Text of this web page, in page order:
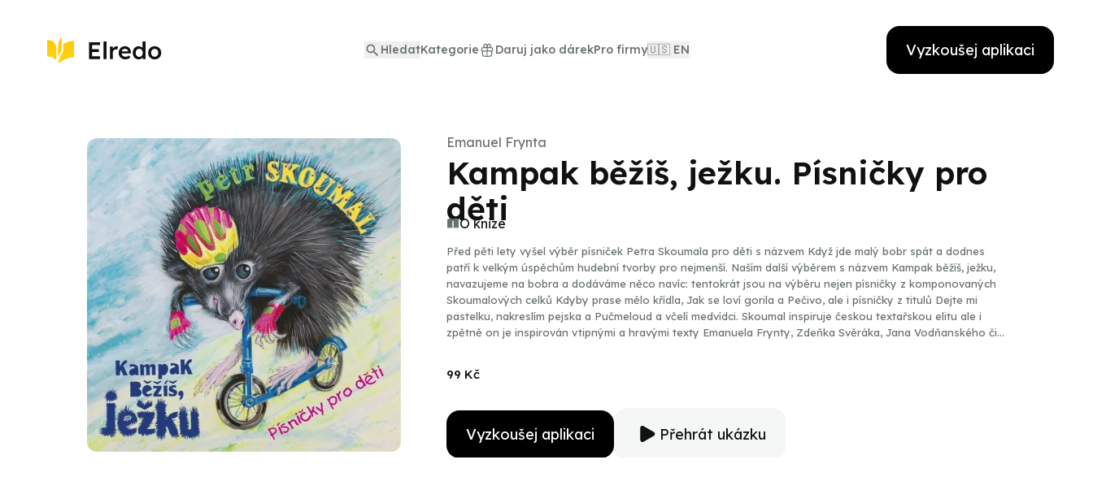
HledatKategorie Daruj jako dárekPro firmy🇺🇸 EN Vyzkoušej aplikaci
Emanuel Frynta
Kampak běžíš, ježku. Písničky pro
děti
O knize
Před pěti lety vyšel výběr písniček Petra Skoumala pro děti s názvem Když jde malý bobr spát a dodnes
patří k velkým úspěchům hudební tvorby pro nejmenší. Naším další výběrem s názvem Kampak běžíš, ježku,
navazujeme na bobra a dodáváme něco navíc: tentokrát jsou na výběru nejen písničky z komponovaných
Skoumalových celků Kdyby prase mělo křídla, Jak se loví gorila a Pečivo, ale i písničky z titulů Dejte mi
pastelku, nakreslím pejska a Pučmeloud a včelí medvídci. Skoumal inspiruje českou textařskou elitu ale i
zpětně on je inspirován vtipnými a hravými texty Emanuela Frynty, Zdeňka Svěráka, Jana Vodňanského či
Gaudentes. Jednoduchost a vtip textů je určuje k poslechu dětem, ale řada skrytých významů a hudební
posluchačům!
99 Kč
Vyzkoušej aplikaci Přehrát ukázku